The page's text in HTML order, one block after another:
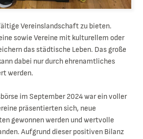
Vereinslandschaft zu bieten.
sowie Vereine mit kulturellem oder
das städtische Leben. Das große
dabei nur durch ehrenamtliches
werden.
im September 2024 war ein voller
präsentierten sich, neue
gewonnen werden und wertvolle
Aufgrund dieser positiven Bilanz